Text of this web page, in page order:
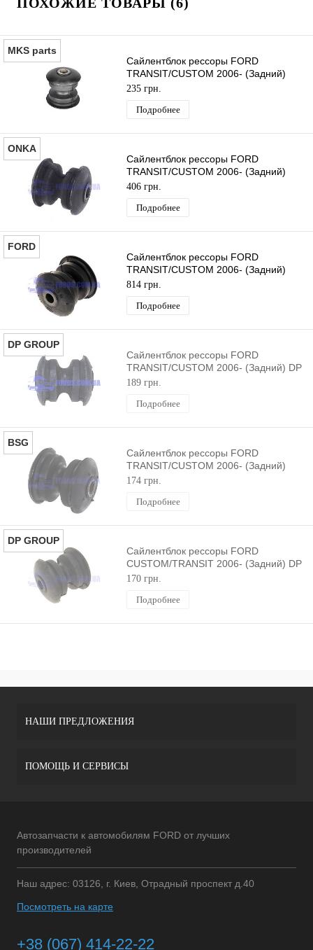
MKS parts
Сайлентблок рессоры FORD
TRANSIT/CUSTOM 2006- (Задний)
MEKSAN
235 грн.
Подробнее
ONKA
Сайлентблок рессоры FORD
TRANSIT/CUSTOM 2006- (Задний)
ONKA
406 грн.
Подробнее
FORD
Сайлентблок рессоры FORD
TRANSIT/CUSTOM 2006- (Задний)
ORIGINAL
814 грн.
Подробнее
DP GROUP
Сайлентблок рессоры FORD
TRANSIT/CUSTOM 2006- (Задний) DP
GROUP
189 грн.
Подробнее
BSG
Сайлентблок рессоры FORD
TRANSIT/CUSTOM 2006- (Задний)
BSG
174 грн.
Подробнее
DP GROUP
Сайлентблок рессоры FORD
CUSTOM/TRANSIT 2006- (Задний) DP
GROUP
170 грн.
Подробнее
НАШИ ПРЕДЛОЖЕНИЯ
ПОМОЩЬ И СЕРВИСЫ
Автозапчасти к автомобилям FORD от лучших
производителей
Наш адрес: 03126, г. Киев, Отрадный проспект д.40
Посмотреть на карте
+38 (067) 414-22-22